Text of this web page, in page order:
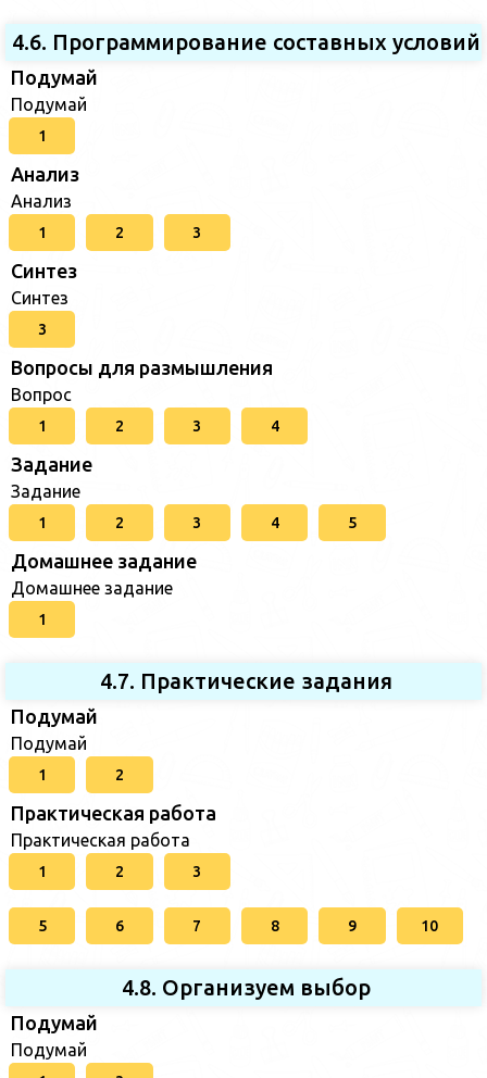
4.6. Программирование составных условий
Подумай
Подумай
1
Анализ
Анализ
1 2 3
Синтез
Синтез
3
Вопросы для размышления
Вопрос
1 2 3 4
Задание
Задание
1 2 3 4 5
Домашнее задание
Домашнее задание
1
4.7. Практические задания
Подумай
Подумай
1 2
Практическая работа
Практическая работа
1 2 3
5 6 7 8 9 10
4.8. Организуем выбор
Подумай
Подумай